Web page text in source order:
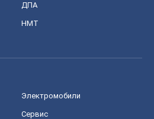
ДПА
НМТ
Электромобили
Сервис